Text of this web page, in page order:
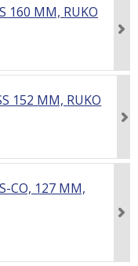
160 MM, RUKO
152 MM, RUKO
CO, 127 MM,